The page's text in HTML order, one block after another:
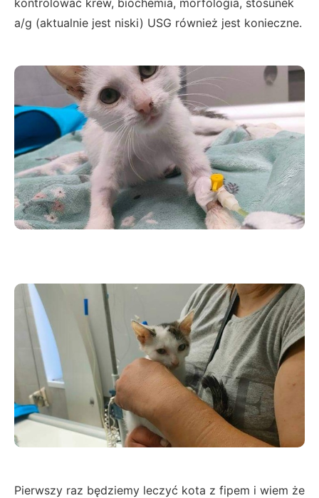
kontrolować krew, biochemia, morfologia, stosunek
a/g (aktualnie jest niski) USG również jest konieczne.
Pierwszy raz będziemy leczyć kota z fipem i wiem że